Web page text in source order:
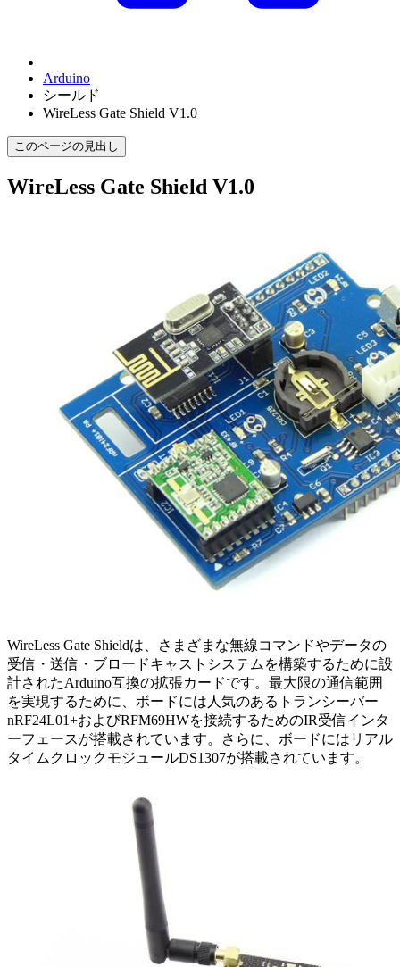
Arduino
シールド
WireLess Gate Shield V1.0
このページの見出し
WireLess Gate Shield V1.0
WireLess Gate Shieldは、さまざまな無線コマンドやデータの
受信・送信・ブロードキャストシステムを構築するために設
計されたArduino互換の拡張カードです。最大限の通信範囲
を実現するために、ボードには人気のあるトランシーバー
nRF24L01+およびRFM69HWを接続するためのIR受信インタ
ーフェースが搭載されています。さらに、ボードにはリアル
タイムクロックモジュールDS1307が搭載されています。